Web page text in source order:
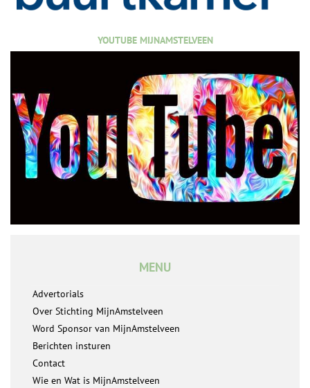
YOUTUBE MIJNAMSTELVEEN
MENU
Advertorials
Over Stichting MijnAmstelveen
Word Sponsor van MijnAmstelveen
Berichten insturen
Contact
Wie en Wat is MijnAmstelveen